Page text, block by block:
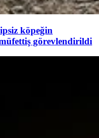
köpeğin
görevlendirildi